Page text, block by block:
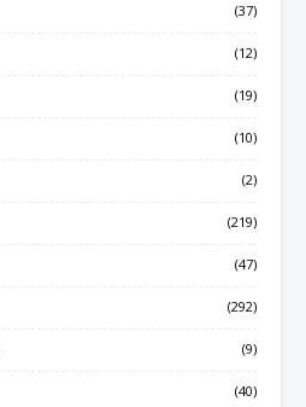
(37)
(12)
(19)
(10)
(2)
(219)
(47)
(292)
(9)
(40)